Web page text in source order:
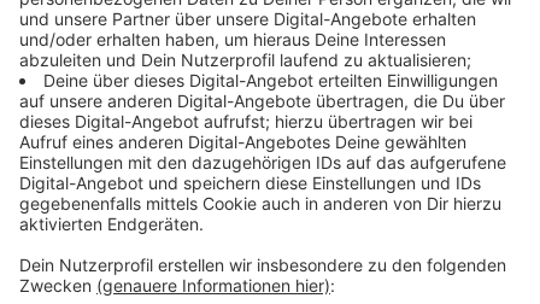
verbessert werden. An der Gebührenschraube zu
drehen, sei aber nur ein Zeichen von politischer
Fantasielosigkeit, heißt es aus dem Handwerk. Ein
Sprecher der IHK betont: Viele Firmen in Düsseldorf
seien außerdem bereit, ihr Mobilitätsverhalten zu
ändern. Zum Beispiel mit umweltfreundlichen
Fahrzeugen, Jobtickets für die Angestellten oder
Fahrradstellplätzen vor der Tür.
Anzeige